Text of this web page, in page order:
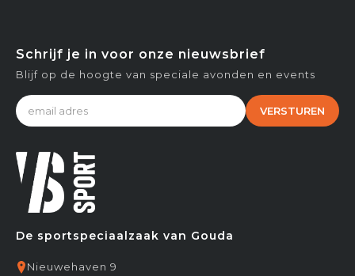
De sportspeciaalzaak van Gouda
Nieuwehaven 9
Schrijf je in voor onze nieuwsbrief
Blijf op de hoogte van speciale avonden en events
VERSTUREN